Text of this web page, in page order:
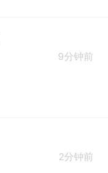
9分钟前
2分钟前